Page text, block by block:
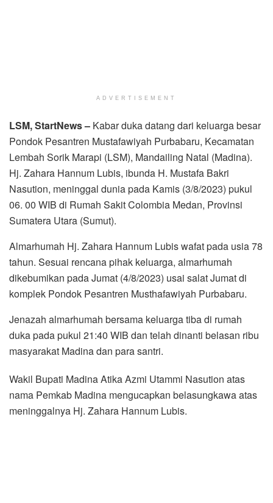
ADVERTISEMENT
LSM, StartNews – Kabar duka datang dari keluarga besar
Pondok Pesantren Mustafawiyah Purbabaru, Kecamatan
Lembah Sorik Marapi (LSM), Mandailing Natal (Madina).
Hj. Zahara Hannum Lubis, ibunda H. Mustafa Bakri
Nasution, meninggal dunia pada Kamis (3/8/2023) pukul
06. 00 WIB di Rumah Sakit Colombia Medan, Provinsi
Sumatera Utara (Sumut).
Almarhumah Hj. Zahara Hannum Lubis wafat pada usia 78
tahun. Sesuai rencana pihak keluarga, almarhumah
dikebumikan pada Jumat (4/8/2023) usai salat Jumat di
komplek Pondok Pesantren Musthafawiyah Purbabaru.
Jenazah almarhumah bersama keluarga tiba di rumah
duka pada pukul 21:40 WIB dan telah dinanti belasan ribu
masyarakat Madina dan para santri.
Wakil Bupati Madina Atika Azmi Utammi Nasution atas
nama Pemkab Madina mengucapkan belasungkawa atas
meninggalnya Hj. Zahara Hannum Lubis.